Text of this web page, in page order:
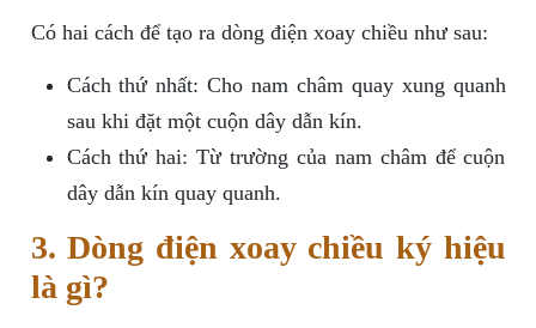
Có hai cách để tạo ra dòng điện xoay chiều như sau:
Cách thứ nhất: Cho nam châm quay xung quanh
sau khi đặt một cuộn dây dẫn kín.
Cách thứ hai: Từ trường của nam châm để cuộn
dây dẫn kín quay quanh.
3. Dòng điện xoay chiều ký hiệu
là gì?